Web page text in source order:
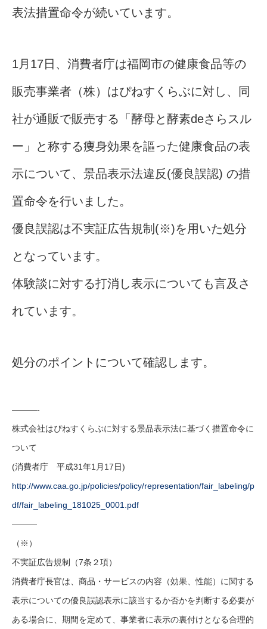
表法措置命令が続いています。
1月17日、消費者庁は福岡市の健康食品等の
販売事業者（株）はぴねすくらぶに対し、同
社が通販で販売する「酵母と酵素deさらスル
ー」と称する痩身効果を謳った健康食品の表
示について、景品表示法違反(優良誤認) の措
置命令を行いました。
優良誤認は不実証広告規制(※)を用いた処分
となっています。
体験談に対する打消し表示についても言及さ
れています。
処分のポイントについて確認します。
———-
株式会社はぴねすくらぶに対する景品表示法に基づく措置命令に
ついて
(消費者庁 平成31年1月17日)
http://www.caa.go.jp/policies/policy/representation/fair_labeling/p
df/fair_labeling_181025_0001.pdf
———
（※）
不実証広告規制（7条２項）
消費者庁長官は、商品・サービスの内容（効果、性能）に関する
表示についての優良誤認表示に該当するか否かを判断する必要が
ある場合に、期間を定めて、事業者に表示の裏付けとなる合理的